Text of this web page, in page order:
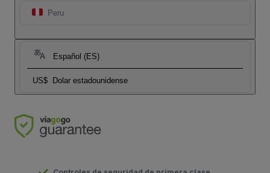
Peru
Español (ES)
US$ Dolar estadounidense